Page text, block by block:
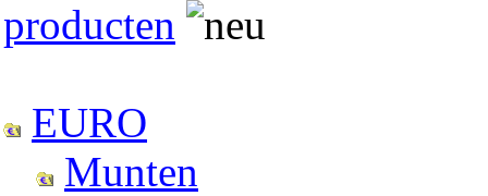
producten
EURO
Munten